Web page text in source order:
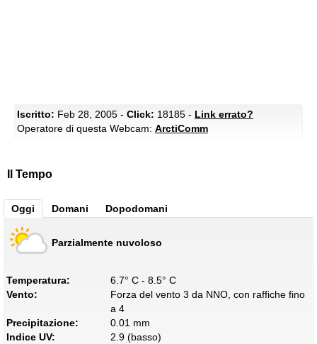
Iscritto: Feb 28, 2005 - Click: 18185 - Link errato?
Operatore di questa Webcam: ArctiComm
Il Tempo
Oggi Domani Dopodomani
Parzialmente nuvoloso
Temperatura:
6.7° C - 8.5° C
Vento:
Forza del vento 3 da NNO, con raffiche fino
a 4
Precipitazione:
0.01 mm
Indice UV:
2.9 (basso)